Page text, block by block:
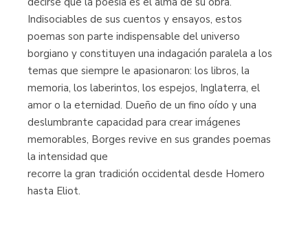
Indisociables de sus cuentos y ensayos, estos
poemas son parte indispensable del universo
borgiano y constituyen una indagación paralela a los
temas que siempre le apasionaron: los libros, la
memoria, los laberintos, los espejos, Inglaterra, el
amor o la eternidad. Dueño de un fino oído y una
deslumbrante capacidad para crear imágenes
memorables, Borges revive en sus grandes poemas
la intensidad que
recorre la gran tradición occidental desde Homero
hasta Eliot.